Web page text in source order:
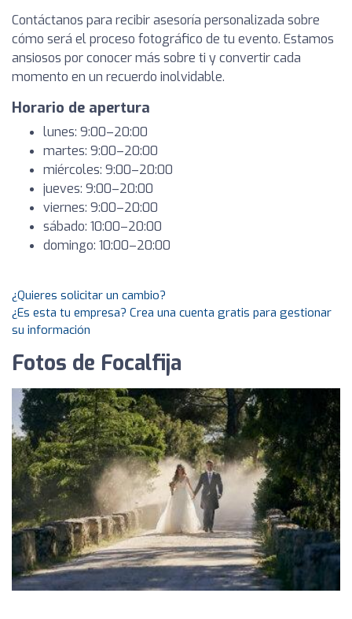
Contáctanos para recibir asesoría personalizada sobre
cómo será el proceso fotográfico de tu evento. Estamos
ansiosos por conocer más sobre ti y convertir cada
momento en un recuerdo inolvidable.
Horario de apertura
lunes: 9:00–20:00
martes: 9:00–20:00
miércoles: 9:00–20:00
jueves: 9:00–20:00
viernes: 9:00–20:00
sábado: 10:00–20:00
domingo: 10:00–20:00
¿Quieres solicitar un cambio?
¿Es esta tu empresa? Crea una cuenta gratis para gestionar
su información
Fotos de Focalfija